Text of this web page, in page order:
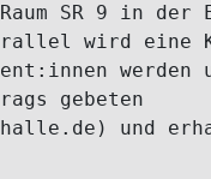
Raum SR 9 in der
wird eine
werden
gebeten
und